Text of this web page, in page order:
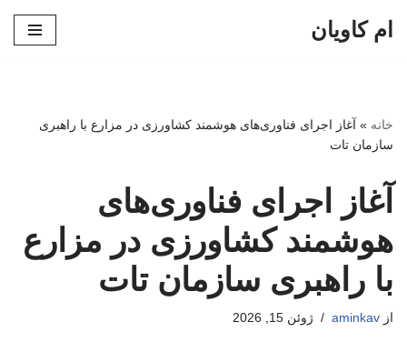
ام کاویان
خانه » آغاز اجرای فناوری‌های هوشمند کشاورزی در مزارع با راهبری
سازمان تات
آغاز اجرای فناوری‌های
هوشمند کشاورزی در مزارع
با راهبری سازمان تات
از aminkav ژوئن 15, 2026